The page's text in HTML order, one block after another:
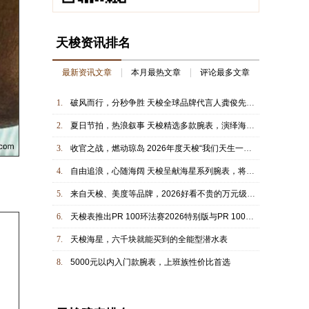
天梭资讯排名
最新资讯文章 本月最热文章 评论最多文章
1. 破风而行，分秒争胜 天梭全球品牌代言人龚俊先生观战环法自行车赛决赛，共庆冠军时刻
2. 夏日节拍，热浪叙事 天梭精选多款腕表，演绎海岸线上的动感韵律
3. 收官之战，燃动琼岛 2026年度天梭“我们天生一队”城市骑行活动于三亚圆满落幕，载誉而归
4. 自由追浪，心随海阔 天梭呈献海星系列腕表，将夏日的美好记忆收于腕间
5. 来自天梭、美度等品牌，2026好看不贵的万元级新表
6. 天梭表推出PR 100环法赛2026特别版与PR 100自行车版腕表， 续写骑乘合作篇章
7. 天梭海星，六千块就能买到的全能型潜水表
8. 5000元以内入门款腕表，上班族性价比首选